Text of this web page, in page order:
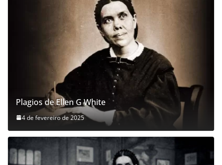
Plagios de Ellen G White
4 de fevereiro de 2025